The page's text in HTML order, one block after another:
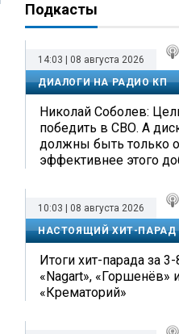
Подкасты
14:03 | 08 августа 2026
ДИАЛОГИ НА РАДИО КП
Николай Соболев:
победить в СВО. А
должны быть только
эффективнее этого
10:03 | 08 августа 2026
НАСТОЯЩИЙ ХИТ-ПАРАД
Итоги хит-парада за 3-
«Nagart», «Горшенёв»
«Крематорий»